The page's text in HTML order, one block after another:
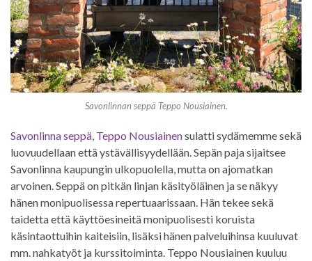
Savonlinnan seppä Teppo Nousiainen.
Savonlinna seppä, Teppo Nousiainensulatti sydämemme sekä
luovuudellaan että ystävällisyydellään. Sepän paja sijaitsee
Savonlinna kaupungin ulkopuolella, mutta on ajomatkan
arvoinen. Seppä on pitkän linjan käsityöläinen ja se näkyy
hänen monipuolisessa repertuaarissaan. Hän tekee sekä
taidetta että käyttöesineitä monipuolisesti koruista
käsintaottuihin kaiteisiin, lisäksi hänen palveluihinsa kuuluvat
mm. nahkatyöt ja kurssitoiminta. Teppo Nousiainen kuuluu